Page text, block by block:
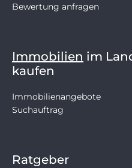
Bewertung anfragen
Immobilien im
kaufen
Immobilienangebote
Suchauftrag
Ratgeber